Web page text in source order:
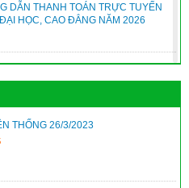
DẪN THANH TOÁN TRỰC TUYẾN
HỌC, CAO ĐẲNG NĂM 2026
HỌC VIỆN CHÍNH SÁCH VÀ
HIỆU THÀNH PHỐ ĐÀ NẴNG NĂM
HCD
BỔ SUNG VÀO LỚP 10 NĂM HỌC
THỐNG 26/3/2023